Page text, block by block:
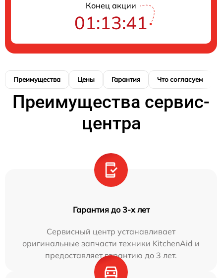
Конец акции
01:13:40
Преимущества Цены Гарантия Что согласуем
Преимущества сервис-
центра
Гарантия до 3-х лет
Сервисный центр устанавливает
оригинальные запчасти техники KitchenAid и
предоставляет гарантию до 3 лет.